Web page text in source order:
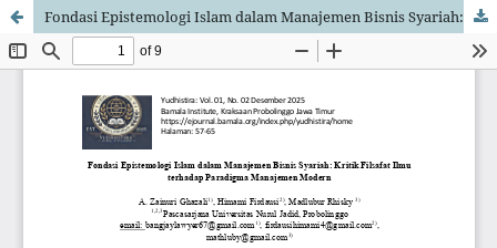
Fondasi Epistemologi Islam dalam Manajemen Bisnis Syariah: Kritik Filsafat Ilmu terhadap Paradigma Manajemen Modern